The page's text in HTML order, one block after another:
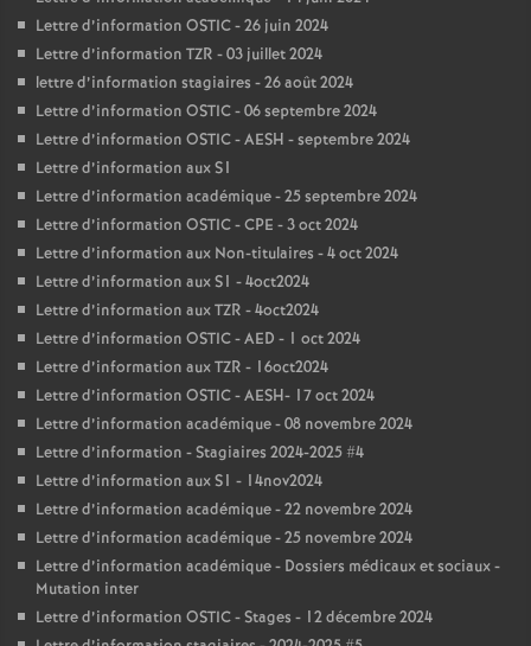
Lettre d’information OSTIC - 26 juin 2024
Lettre d’information TZR - 03 juillet 2024
lettre d’information stagiaires - 26 août 2024
Lettre d’information OSTIC - 06 septembre 2024
Lettre d’information OSTIC - AESH - septembre 2024
Lettre d’information aux S1
Lettre d’information académique - 25 septembre 2024
Lettre d’information OSTIC - CPE - 3 oct 2024
Lettre d’information aux Non-titulaires - 4 oct 2024
Lettre d’information aux S1 - 4oct2024
Lettre d’information aux TZR - 4oct2024
Lettre d’information OSTIC - AED - 1 oct 2024
Lettre d’information aux TZR - 16oct2024
Lettre d’information OSTIC - AESH- 17 oct 2024
Lettre d’information académique - 08 novembre 2024
Lettre d’information - Stagiaires 2024-2025 #4
Lettre d’information aux S1 - 14nov2024
Lettre d’information académique - 22 novembre 2024
Lettre d’information académique - 25 novembre 2024
Lettre d’information académique - Dossiers médicaux et sociaux -
Mutation inter
Lettre d’information OSTIC - Stages - 12 décembre 2024